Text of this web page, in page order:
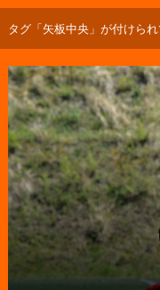
タグ「矢板中央」が付けら